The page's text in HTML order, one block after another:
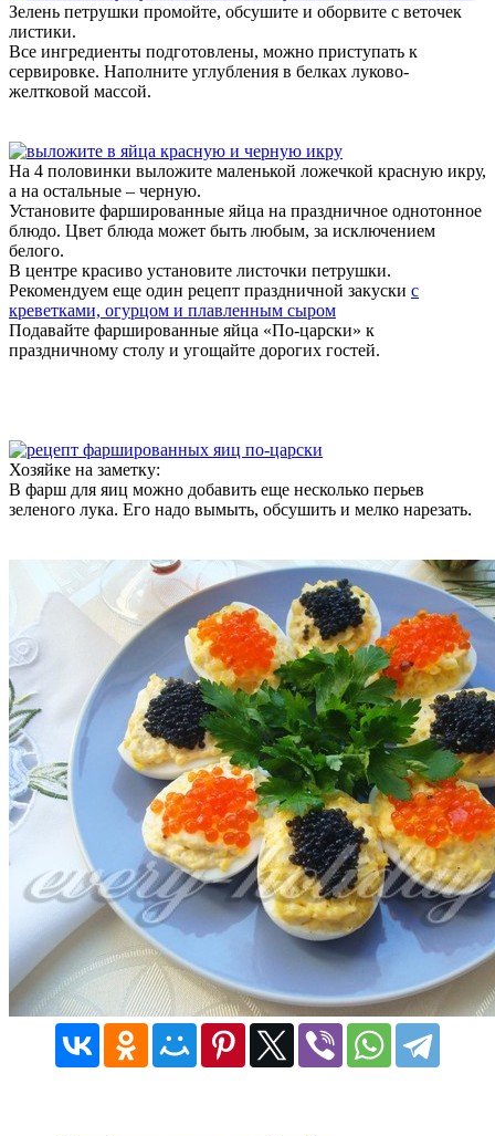
Зелень петрушки промойте, обсушите и оборвите с веточек
листики.
Все ингредиенты подготовлены, можно приступать к
сервировке. Наполните углубления в белках луково-
желтковой массой.
На 4 половинки выложите маленькой ложечкой красную икру,
а на остальные – черную.
Установите фаршированные яйца на праздничное однотонное
блюдо. Цвет блюда может быть любым, за исключением
белого.
В центре красиво установите листочки петрушки.
Рекомендуем еще один рецепт праздничной закуски с
креветками, огурцом и плавленным сыром
Подавайте фаршированные яйца «По-царски» к
праздничному столу и угощайте дорогих гостей.
Хозяйке на заметку:
В фарш для яиц можно добавить еще несколько перьев
зеленого лука. Его надо вымыть, обсушить и мелко нарезать.